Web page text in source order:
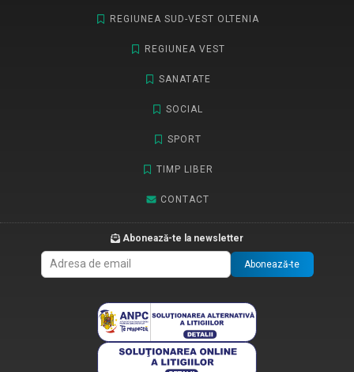
REGIUNEA SUD-VEST OLTENIA
REGIUNEA VEST
SANATATE
SOCIAL
SPORT
TIMP LIBER
CONTACT
Abonează-te la newsletter
Abonează-te